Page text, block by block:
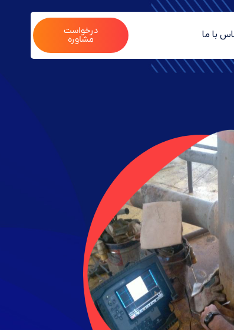
با ما درخواست
مشاوره